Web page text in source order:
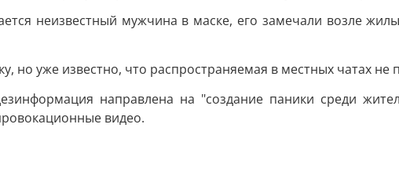
неизвестный мужчина в маске, его замечали возле
но уже известно, что распространяемая в местных чатах не
направлена на "создание паники среди
видео.